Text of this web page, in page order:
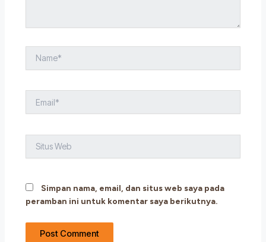
Web
Simpan nama, email, dan situs web saya pada
peramban ini untuk komentar saya berikutnya.